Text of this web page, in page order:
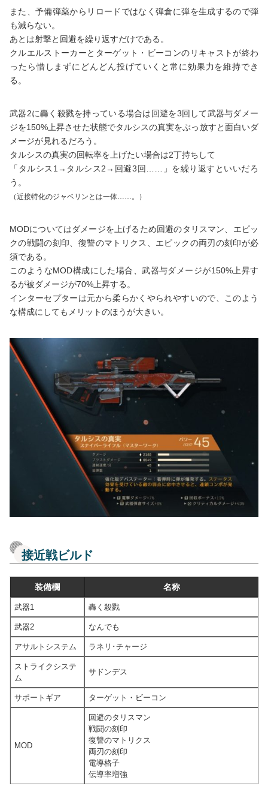
また、予備弾薬からリロードではなく弾倉に弾を生成するので弾
も減らない。
あとは射撃と回避を繰り返すだけである。
クルエルストーカーとターゲット・ビーコンのリキャストが終わ
ったら惜しまずにどんどん投げていくと常に効果力を維持でき
る。
武器2に轟く殺戮を持っている場合は回避を3回して武器与ダメー
ジを150%上昇させた状態でタルシスの真実をぶっ放すと面白いダ
メージが見れるだろう。
タルシスの真実の回転率を上げたい場合は2丁持ちして
「タルシス1→タルシス2→回避3回……」を繰り返すといいだろ
う。
（近接特化のジャベリンとは一体……。）
MODについてはダメージを上げるため回避のタリスマン、エピッ
クの戦闘の刻印、復讐のマトリクス、エピックの両刃の刻印が必
須である。
このようなMOD構成にした場合、武器与ダメージが150%上昇す
るが被ダメージが70%上昇する。
インターセプターは元から柔らかくやられやすいので、このよう
な構成にしてもメリットのほうが大きい。
接近戦ビルド
装備欄 名称
武器1 轟く殺戮
武器2 なんでも
アサルトシステム ラネリ･チャージ
ストライクシステ
ム
サドンデス
サポートギア ターゲット・ビーコン
MOD
回避のタリスマン
戦闘の刻印
復讐のマトリクス
両刃の刻印
電導格子
伝導率増強